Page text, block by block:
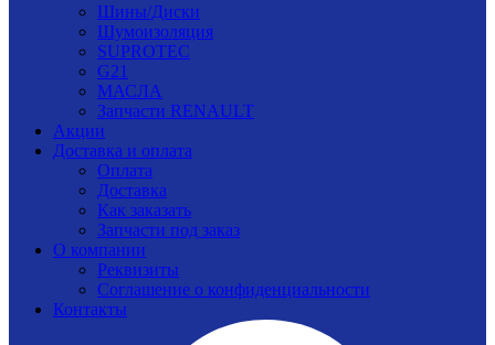
Шины/Диски
Шумоизоляция
SUPROTEC
G21
МАСЛА
Запчасти RENAULT
Акции
Доставка и оплата
Оплата
Доставка
Как заказать
Запчасти под заказ
О компании
Реквизиты
Соглашение о конфиденциальности
Контакты